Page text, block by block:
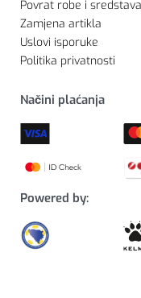
Povrat robe i sredstava
Zamjena artikla
Uslovi isporuke
Politika privatnosti
Načini plaćanja
Powered by: